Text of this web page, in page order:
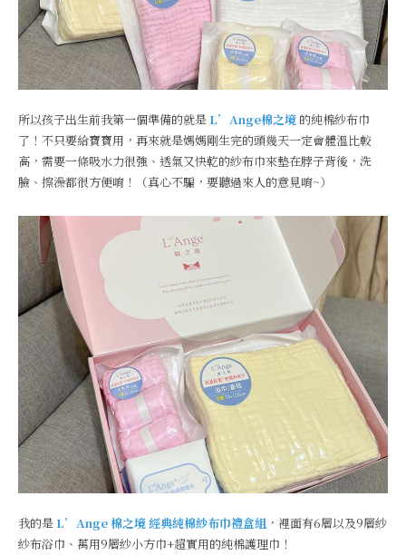
所以孩子出生前我第一個準備的就是 L’Ange棉之境 的純棉紗布巾
了！不只要給寶寶用，再來就是媽媽剛生完的頭幾天一定會體溫比較
高，需要一條吸水力很強、透氣又快乾的紗布巾來墊在脖子背後，洗
臉、擦澡都很方便唷！（真心不騙，要聽過來人的意見唷~）
我的是 L’Ange 棉之境 經典純棉紗布巾禮盒組 ，裡面有6層以及9層紗
紗布浴巾、萬用9層紗小方巾+超實用的純棉護理巾！